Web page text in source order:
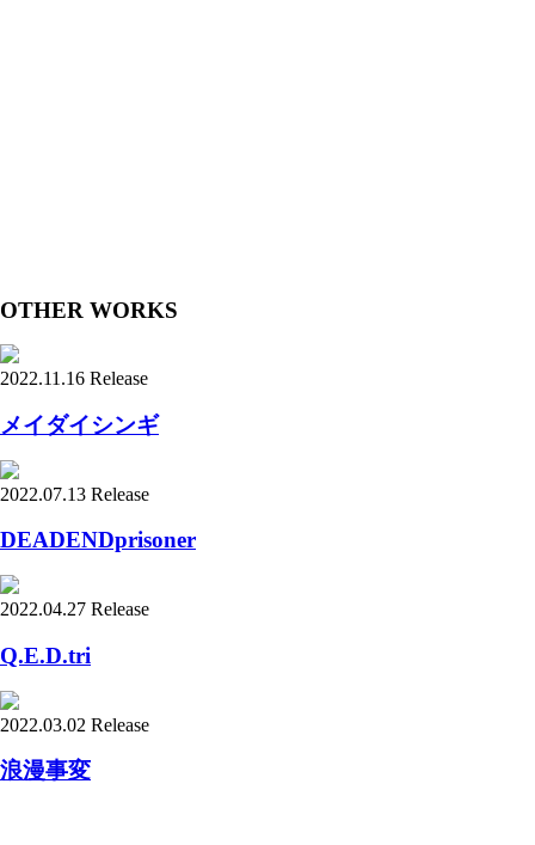
OTHER WORKS
2022.11.16 Release
メイダイシンギ
2022.07.13 Release
DEADENDprisoner
2022.04.27 Release
Q.E.D.tri
2022.03.02 Release
浪漫事変